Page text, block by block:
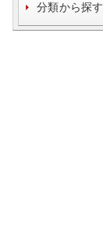
分類から探す